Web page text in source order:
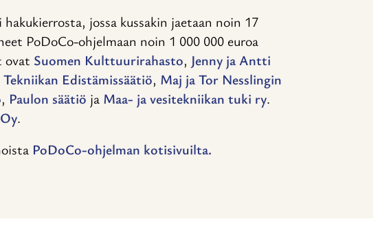
jossa kussakin jaetaan noin 17
PoDoCo-ohjelmaan noin 1 000 000 euroa
ovat Suomen Kulttuurirahasto, Jenny ja Antti
Tekniikan Edistämissäätiö, Maj ja Tor Nesslingin
, Paulon säätiö ja Maa- ja vesitekniikan tuki ry.
.
PoDoCo-ohjelman kotisivuilta.